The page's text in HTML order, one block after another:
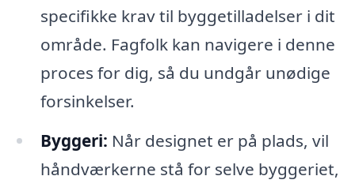
specifikke krav til byggetilladelser i dit
område. Fagfolk kan navigere i denne
proces for dig, så du undgår unødige
forsinkelser.
Byggeri: Når designet er på plads, vil
håndværkerne stå for selve byggeriet,